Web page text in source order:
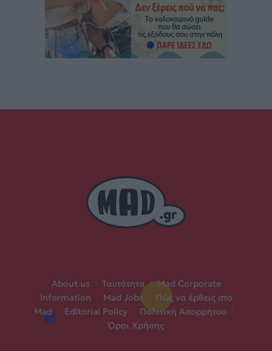
About us Ταυτότητα | Mad Corporate
Information
Mad Jobs
Πώς να έρθεις στο
Mad
Editorial Policy Πολιτική Απορρήτου
Όροι Χρήσης